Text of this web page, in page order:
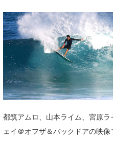
ニュース
サーフィンエリアガイド
会員メニュー
今月のプレゼント
都筑アムロ、山本ライム、宮原ラ
ェイ＠オフザ＆バックドアの映像
トラベル
ショップ情報
ショップ情報
湘南
千葉北
伊豆
千葉南
ウラナミ
お知らせ
その他
ルール＆How to
VOTE!